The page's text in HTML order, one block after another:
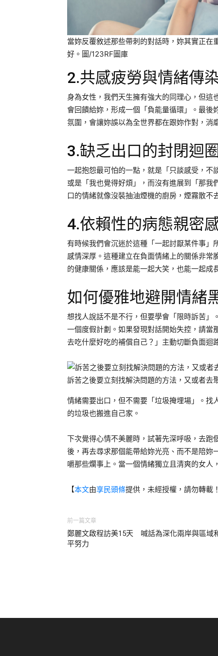
當妳反覆敘述那些帶刺的對話時，妳其實正
好。圖/123RF圖庫
2.共感疲勞與情緒傳
身為女性，我們天生擁有強大的同理心，但
會回饋給妳，形成一個「負能量循環」。最
氛圍，會讓妳誤以為全世界都在跟妳作對，消
3.缺乏出口的封閉迴
一起抱怨最可怕的一點，就是「只談感受，
或是「我也覺得好煩」，而沒有進展到「那
口的情緒就像沒裝抽油煙機的廚房，煙霧散不
4.依賴性的病態親密
有時候我們會沉迷於這種「一起討厭某件事
感情深厚。這種建立在負面情緒上的關係非
的健康關係，應該是能一起大笑，也能一起成
如何優雅地避開情緒
想找人說話不是不行，但要學會「限時訴苦」
一個度假計劃。如果發現對話開始失控，請
去吃什麼好吃的補償自己？」主動切斷負面迴
訴苦之後要立刻找解決問題的方法，又或者去
情緒需要出口，但不需要「垃圾掩埋場」。
的垃圾也搬進自己家。
下次覺得心情不美麗時，試著先深呼吸，去
後，再去尋求那個能帶給妳光亮、而不是陪
嚼那些爛事上。當一個情緒獨立且清爽的女人
【本文由享民頭條提供，未經授權，請勿轉載
前一篇文章
鄭麗文啟程訪美15天 喊話為深化兩岸與區域
平努力